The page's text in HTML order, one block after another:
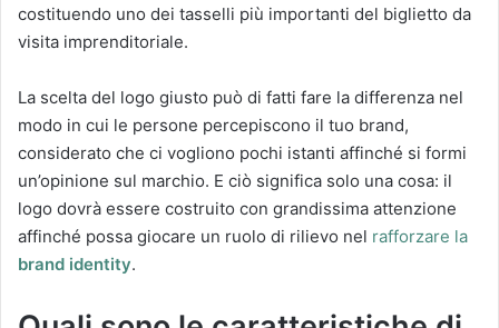
costituendo uno dei tasselli più importanti del biglietto da
visita imprenditoriale.
La scelta del logo giusto può di fatti fare la differenza nel
modo in cui le persone percepiscono il tuo brand,
considerato che ci vogliono pochi istanti affinché si formi
un’opinione sul marchio. E ciò significa solo una cosa: il
logo dovrà essere costruito con grandissima attenzione
affinché possa giocare un ruolo di rilievo nel rafforzare la
brand identity.